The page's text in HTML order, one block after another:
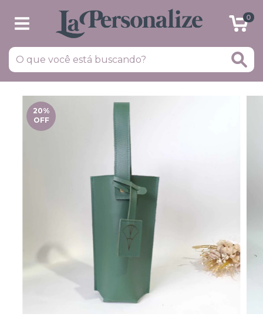
0
20%
OFF